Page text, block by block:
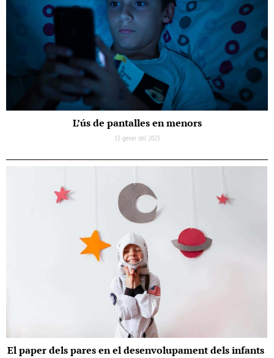
L’ús de pantalles en menors
15 gener del 2025
El paper dels pares en el desenvolupament dels infants